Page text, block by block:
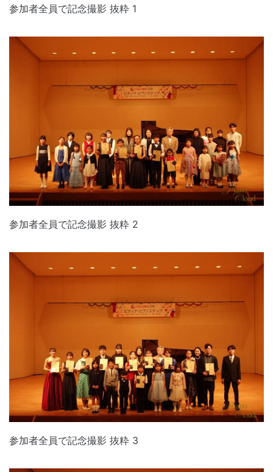
参加者全員で記念撮影 抜粋 1
参加者全員で記念撮影 抜粋 2
参加者全員で記念撮影 抜粋 3